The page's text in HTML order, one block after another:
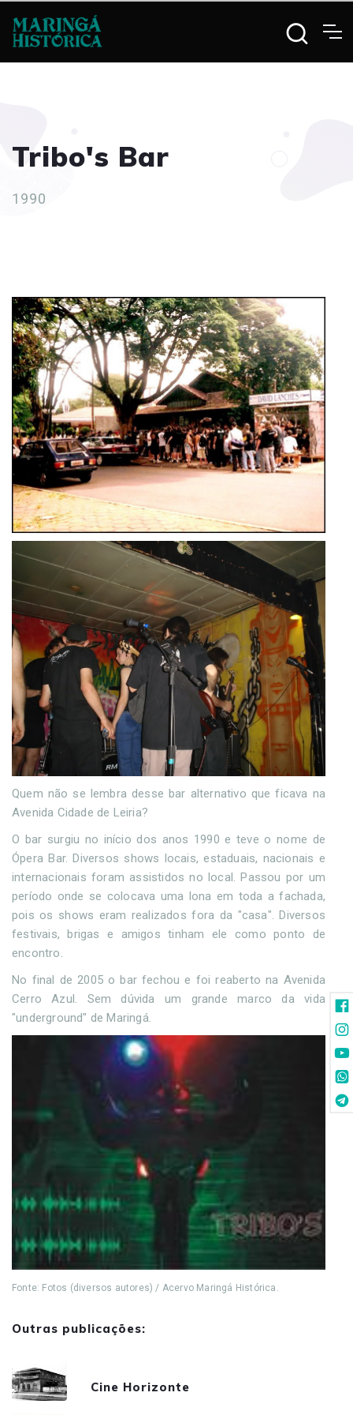
Tribo's Bar
1990
Quem não se lembra desse bar alternativo que ficava na
Avenida Cidade de Leiria?
O bar surgiu no início dos anos 1990 e teve o nome de
Ópera Bar. Diversos shows locais, estaduais, nacionais e
internacionais foram assistidos no local. Passou por um
período onde se colocava uma lona em toda a fachada,
pois os shows eram realizados fora da "casa". Diversos
festivais, brigas e amigos tinham ele como ponto de
encontro.
No final de 2005 o bar fechou e foi reaberto na Avenida
Cerro Azul. Sem dúvida um grande marco da vida
"underground" de Maringá.
Fonte: Fotos (diversos autores) / Acervo Maringá Histórica.
Outras publicações:
Cine Horizonte